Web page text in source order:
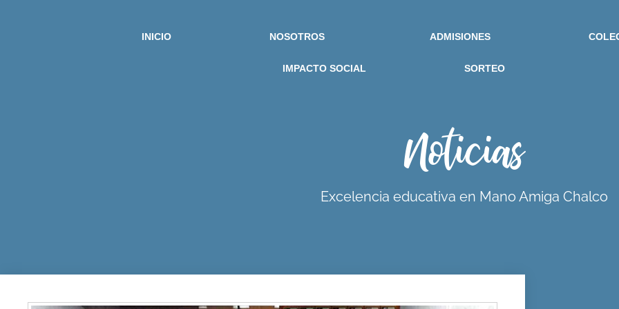
INICIO NOSOTROS ADMISIONES
IMPACTO SOCIAL SORTEO
Noticias
Excelencia educativa en Mano Amiga Chalco